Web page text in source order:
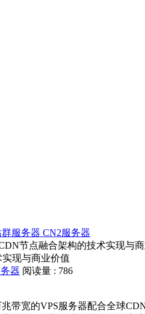
群服务器 CN2服务器
节点融合架构的技术实现与
现与商业价值
器 阅读量 : 786
带宽的VPS服务器配合全球